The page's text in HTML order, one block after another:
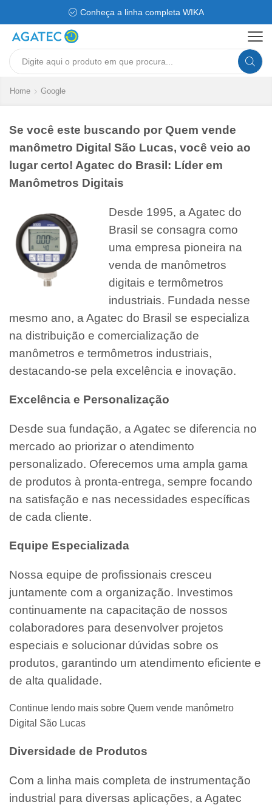
Conheça a linha completa WIKA
Search
Home Google
Se você este buscando por Quem vende
manômetro Digital São Lucas, você veio ao
lugar certo! Agatec do Brasil: Líder em
Manômetros Digitais
Desde 1995, a Agatec do
Brasil se consagra como
uma empresa pioneira na
venda de manômetros
digitais e termômetros
industriais. Fundada nesse
mesmo ano, a Agatec do Brasil se especializa
na distribuição e comercialização de
manômetros e termômetros industriais,
destacando-se pela excelência e inovação.
Excelência e Personalização
Desde sua fundação, a Agatec se diferencia no
mercado ao priorizar o atendimento
personalizado. Oferecemos uma ampla gama
de produtos à pronta-entrega, sempre focando
na satisfação e nas necessidades específicas
de cada cliente.
Equipe Especializada
Nossa equipe de profissionais cresceu
juntamente com a organização. Investimos
continuamente na capacitação de nossos
colaboradores para desenvolver projetos
especiais e solucionar dúvidas sobre os
produtos, garantindo um atendimento eficiente e
de alta qualidade.
Continue lendo mais sobre Quem vende manômetro
Digital São Lucas
Diversidade de Produtos
Com a linha mais completa de instrumentação
industrial para diversas aplicações, a Agatec